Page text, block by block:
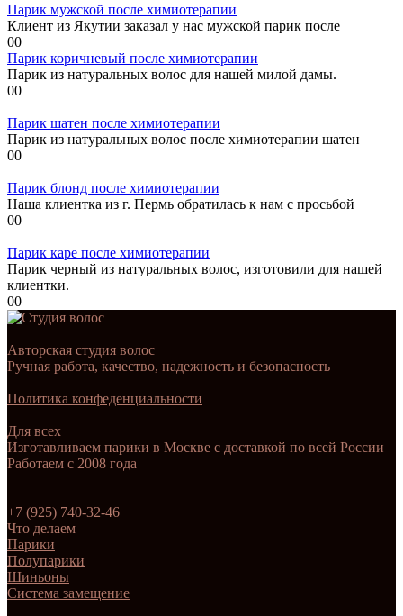
Парик мужской после химиотерапии
Клиент из Якутии заказал у нас мужской парик после
00
Парик коричневый после химиотерапии
Парик из натуральных волос для нашей милой дамы.
00
Парик шатен после химиотерапии
Парик из натуральных волос после химиотерапии шатен
00
Парик блонд после химиотерапии
Наша клиентка из г. Пермь обратилась к нам с просьбой
00
Парик каре после химиотерапии
Парик черный из натуральных волос, изготовили для нашей
клиентки.
00
Авторская студия волос
Ручная работа, качество, надежность и безопасность
Политика конфеденциальности
Для всех
Изготавливаем парики в Москве с доставкой по всей России
Работаем с 2008 года
+7 (925) 740-32-46
Что делаем
Парики
Полупарики
Шиньоны
Система замещение